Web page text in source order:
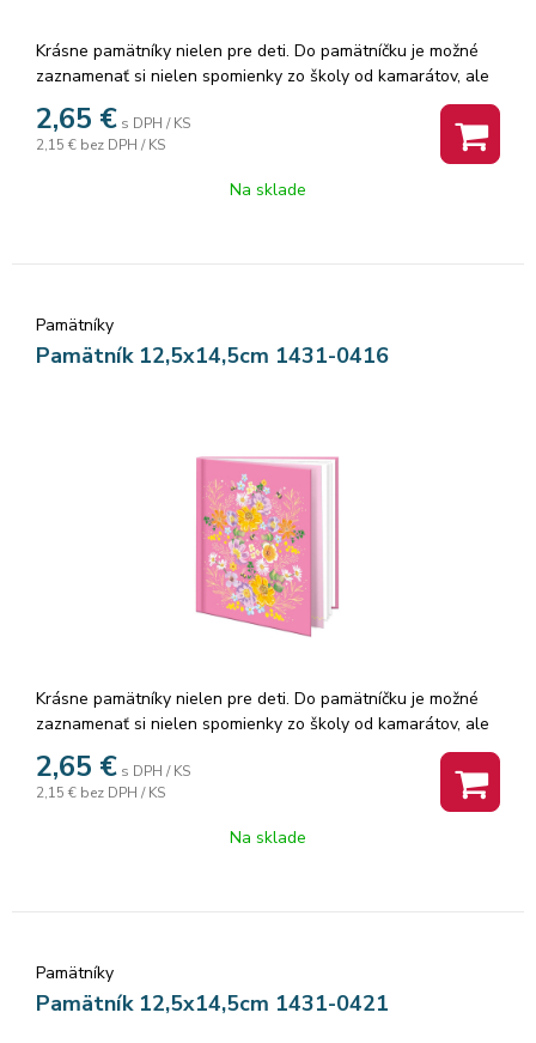
Krásne pamätníky nielen pre deti. Do pamätníčku je možné
zaznamenať si nielen spomienky zo školy od kamarátov, ale
aj z výletov. Ak radi kreslíte, môžete si s pamätníkom sadnúť
za stôl, do prírody alebo do vlaku a dať priestor svojej
fantázii. Menšie deti, nie školou povinné, si môžu vytvárať
obsahuje 48 listov a textilnú záložku. Vnútorné listy
2,65 € s DPH / KS
2,15 € bez DPH / KS
Na sklade
Pamätníky
Pamätník 12,5x14,5cm 1431-0416
Krásne pamätníky nielen pre deti. Do pamätníčku je možné
zaznamenať si nielen spomienky zo školy od kamarátov, ale
aj z výletov. Ak radi kreslíte, môžete si s pamätníkom sadnúť
za stôl, do prírody alebo do vlaku a dať priestor svojej
fantázii. Menšie deti, nie školou povinné, si môžu vytvárať
obsahuje 48 listov a textilnú záložku. Vnútorné listy
2,65 € s DPH / KS
2,15 € bez DPH / KS
Na sklade
Pamätníky
Pamätník 12,5x14,5cm 1431-0421